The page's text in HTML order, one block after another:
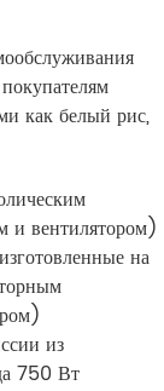
как белый рис,
и вентилятором)
на
из
750 Вт